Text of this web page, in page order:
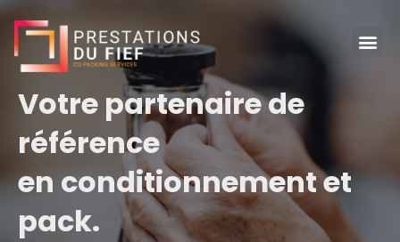
Votre partenaire de
référence
en conditionnement et
pack.